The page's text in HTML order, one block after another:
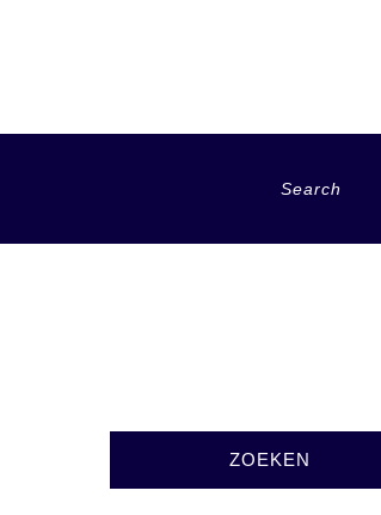
ZOEKEN